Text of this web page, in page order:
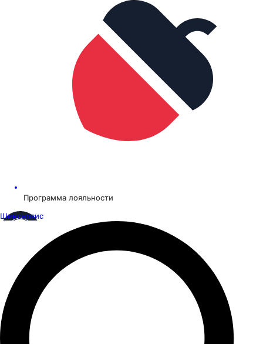
Программа лояльности
Шинсервис